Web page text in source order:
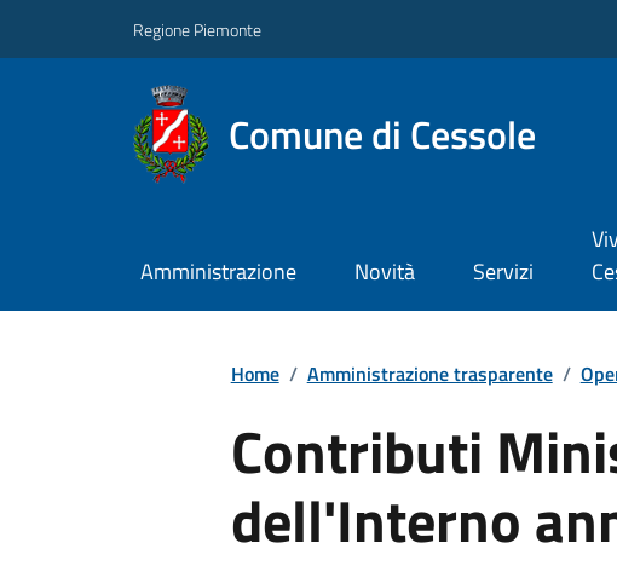
Regione Piemonte
Comune di Cessole
Amministrazione Novità Servizi
Home / Amministrazione trasparente /
Contributi
dell'Interno